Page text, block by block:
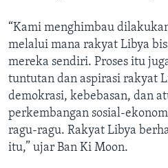
“Kami menghimbau
melalui mana rakyat Libya
mereka sendiri. Proses itu
tuntutan dan aspirasi rakyat
demokrasi, kebebasan, dan
perkembangan sosial-
ragu-ragu. Rakyat Libya
itu,” ujar Ban Ki Moon.